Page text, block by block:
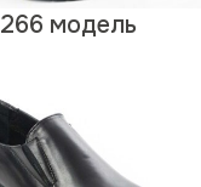
266 модель